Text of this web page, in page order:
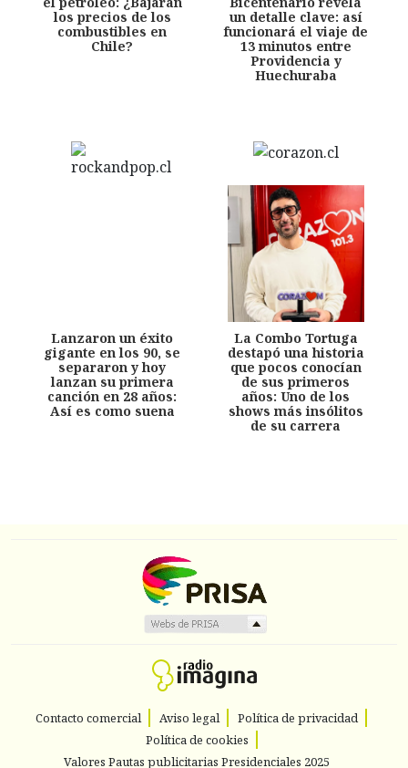
los precios de los
combustibles en
Chile?
un detalle clave: así
funcionará el viaje de
13 minutos entre
Providencia y
Huechuraba
Lanzaron un éxito
gigante en los 90, se
separaron y hoy
lanzan su primera
canción en 28 años:
Así es como suena
La Combo Tortuga
destapó una historia
que pocos conocían
de sus primeros
años: Uno de los
shows más insólitos
de su carrera
Contacto comercial Aviso legal
Política de privacidad
Política de cookies
Valores Pautas publicitarias Presidenciales 2025